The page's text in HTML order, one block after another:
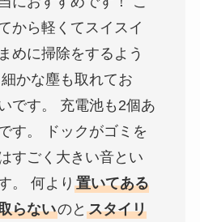
から軽くてスイスイ
めに掃除をするよう
かな塵も取れてお
です。 充電池も2個あ
す。 ドックがゴミを
すごく大きい音とい
。 何より 置いてある
らないのと スタイリ